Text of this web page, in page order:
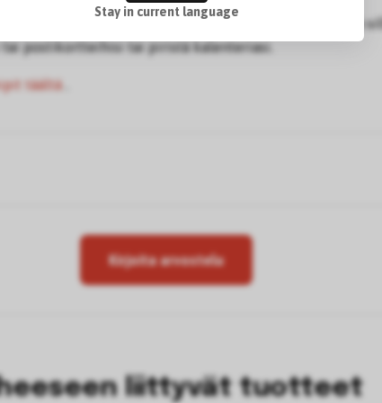
tuote, jolla on monia käyttötarkoituksia: lisää
postikortteihisi tai piristä kalenteriasi.
täältä.
Kirjoita arvostelu
liittyvät tuotteet
Stay in current language